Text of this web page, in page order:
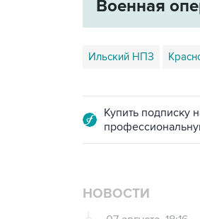
Военная
Ильский НПЗ
Купить подписку
НОВОСТИ